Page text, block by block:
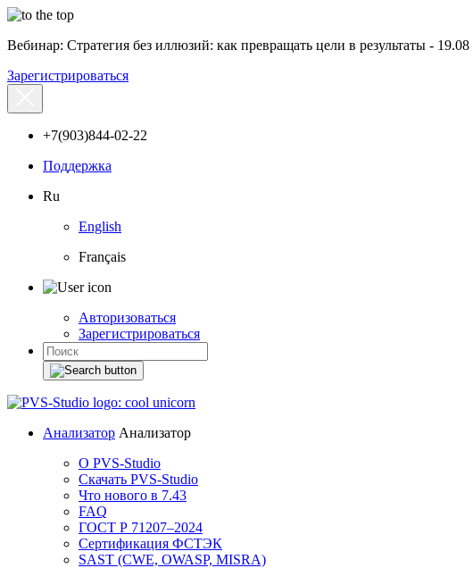
Вебинар: Стратегия без иллюзий: как превращать цели в результаты - 19.08
Зарегистрироваться
+7(903)844-02-22
Поддержка
Ru
English
Français
Авторизоваться
Зарегистрироваться
Анализатор Анализатор
О PVS-Studio
Скачать PVS-Studio
Что нового в 7.43
FAQ
ГОСТ Р 71207–2024
Сертификация ФСТЭК
SAST (CWE, OWASP, MISRA)